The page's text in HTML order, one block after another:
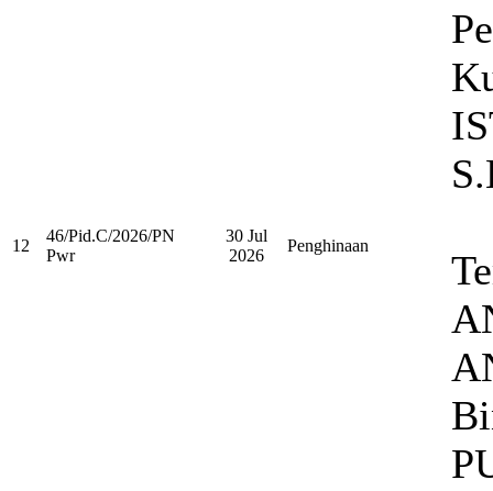
12
46/Pid.C/2026/PN
Pwr
30 Jul
2026
Penghinaan